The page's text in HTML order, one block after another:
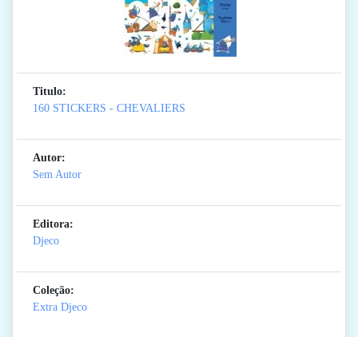
Titulo:
160 STICKERS - CHEVALIERS
Autor:
Sem Autor
Editora:
Djeco
Coleção:
Extra Djeco